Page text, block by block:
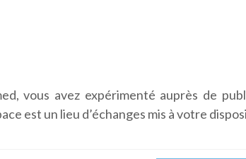
vous avez expérimenté auprès de
est un lieu d’échanges mis à votre